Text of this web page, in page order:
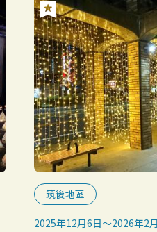
筑後地區
2025年12月6日～2026年2